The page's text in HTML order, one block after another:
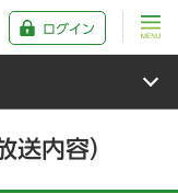
ログイン
送内容）